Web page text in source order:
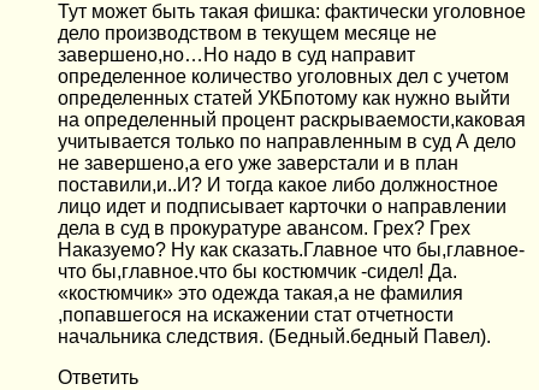
Тут может быть такая фишка: фактически уголовное
дело производством в текущем месяце не
завершено,но…Но надо в суд направит
определенное количество уголовных дел с учетом
определенных статей УКБпотому как нужно выйти
на определенный процент раскрываемости,каковая
учитывается только по направленным в суд А дело
не завершено,а его уже заверстали и в план
поставили,и..И? И тогда какое либо должностное
лицо идет и подписывает карточки о направлении
дела в суд в прокуратуре авансом. Грех? Грех
Наказуемо? Ну как сказать.Главное что бы,главное-
что бы,главное.что бы костюмчик -сидел! Да.
«костюмчик» это одежда такая,а не фамилия
,попавшегося на искажении стат отчетности
начальника следствия. (Бедный.бедный Павел).
Ответить